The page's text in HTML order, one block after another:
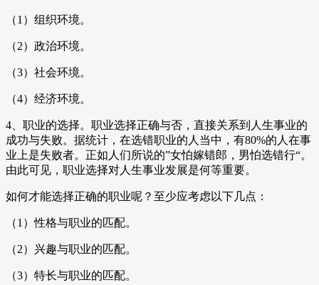
（1）组织环境。
（2）政治环境。
（3）社会环境。
（4）经济环境。
4、职业的选择。职业选择正确与否，直接关系到人生事业的
成功与失败。据统计，在选错职业的人当中，有80%的人在事
业上是失败者。正如人们所说的”女怕嫁错郎，男怕选错行“。
由此可见，职业选择对人生事业发展是何等重要。
如何才能选择正确的职业呢？至少应考虑以下几点：
（1）性格与职业的匹配。
（2）兴趣与职业的匹配。
（3）特长与职业的匹配。